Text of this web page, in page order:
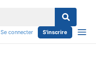
Se connecter S'inscrire